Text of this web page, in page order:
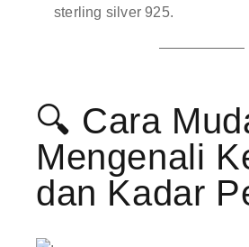
sterling silver 925.
🔍 Cara
Mengenali
dan Kadar